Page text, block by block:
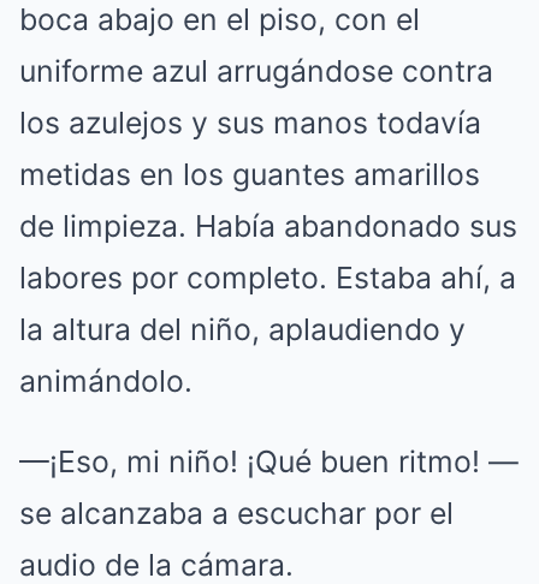
boca abajo en el piso, con el
uniforme azul arrugándose contra
los azulejos y sus manos todavía
metidas en los guantes amarillos
de limpieza. Había abandonado sus
labores por completo. Estaba ahí, a
la altura del niño, aplaudiendo y
animándolo.
—¡Eso, mi niño! ¡Qué buen ritmo! —
se alcanzaba a escuchar por el
audio de la cámara.